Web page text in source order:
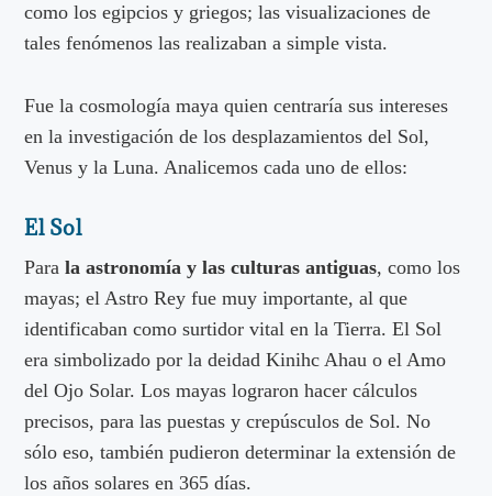
como los egipcios y griegos; las visualizaciones de
tales fenómenos las realizaban a simple vista.
Fue la cosmología maya quien centraría sus intereses
en la investigación de los desplazamientos del Sol,
Venus y la Luna. Analicemos cada uno de ellos:
El Sol
Parala astronomía y las culturas antiguas, como los
mayas; el Astro Rey fue muy importante, al que
identificaban como surtidor vital en la Tierra. El Sol
era simbolizado por la deidad Kinihc Ahau o el Amo
del Ojo Solar. Los mayas lograron hacer cálculos
precisos, para las puestas y crepúsculos de Sol. No
sólo eso, también pudieron determinar la extensión de
los años solares en 365 días.